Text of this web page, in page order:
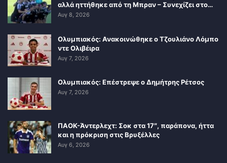
αλλά ηττήθηκε από τη Μπραν – Συνεχίζει στο…
Αυγ 8, 2026
Ολυμπιακός: Ανακοινώθηκε ο Τζουλιάνο Λόμπο
ντε Ολιβέιρα
Αυγ 7, 2026
Ολυμπιακός: Επέστρεψε ο Δημήτρης Ρέτσος
Αυγ 7, 2026
ΠΑΟΚ-Άντερλεχτ: Σοκ στα 17″, παράπονα, ήττα
και η πρόκριση στις Βρυξέλλες
Αυγ 6, 2026